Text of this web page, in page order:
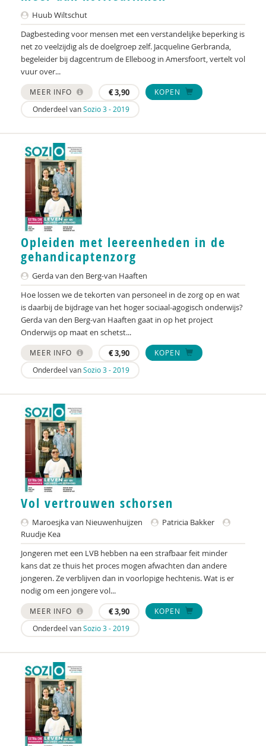
Geert Van Hove
Anna van Spanje
Jan-Pieter van Waasbergen
Stijn Vandevelde
Stan Verhaag
Welmoed Visser-Korevaar
Welmoed Visser-Korevaar
Nicole Vliegen
Sandra van Wersch
Hans Willemsen
Huub Wiltschut
Piet Winkelaar en Suzanne Batelaan (red.)
Mirjam Zwiggelaar-van Vliet
Huub Wiltschut
Dagbesteding voor mensen met een verstandelijke beperking is
net zo veelzijdig als de doelgroep zelf. Jacqueline Gerbranda,
begeleider bij dagcentrum de Elleboog in Amersfoort, vertelt vol
vuur over...
MEER INFO €3,90
KOPEN
Onderdeel vanSozio 3 - 2019
Opleiden met leereenheden in de
gehandicaptenzorg
Gerda van den Berg-van Haaften
Hoe lossen we de tekorten van personeel in de zorg op en wat
is daarbij de bijdrage van het hoger sociaal-agogisch onderwijs?
Gerda van den Berg-van Haaften gaat in op het project
Onderwijs op maat en schetst...
MEER INFO €3,90
KOPEN
Onderdeel vanSozio 3 - 2019
Vol vertrouwen schorsen
Maroesjka van Nieuwenhuijzen
Patricia Bakker
Ruudje Kea
Jongeren met een LVB hebben na een strafbaar feit minder
kans dat ze thuis het proces mogen afwachten dan andere
jongeren. Ze verblijven dan in voorlopige hechtenis. Wat is er
nodig om een jongere vol...
MEER INFO €3,90
KOPEN
Onderdeel vanSozio 3 - 2019